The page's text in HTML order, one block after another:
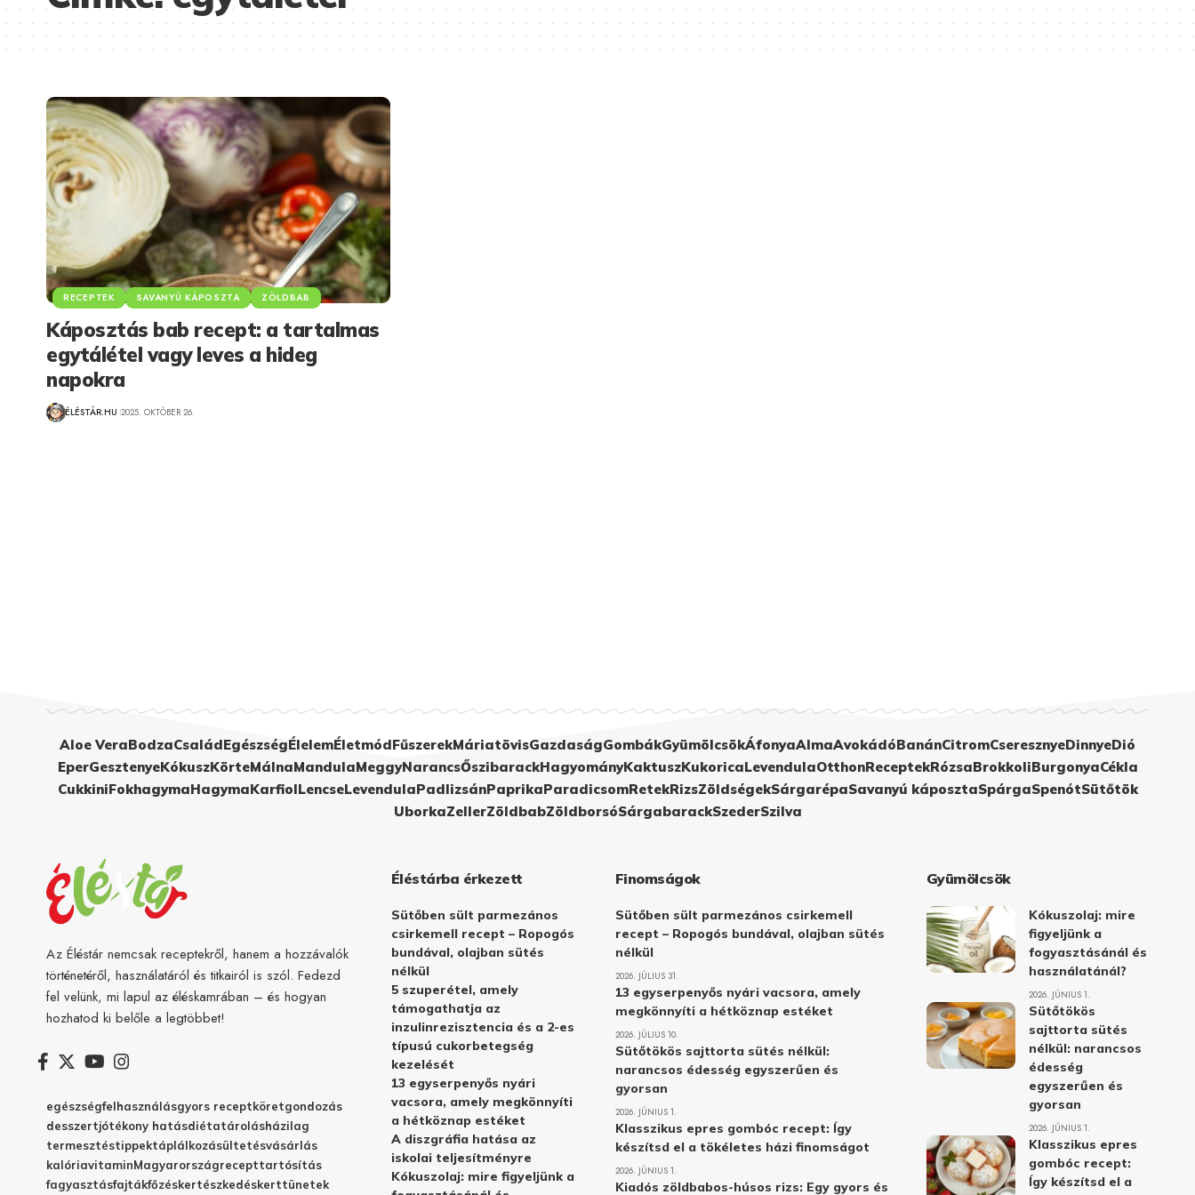
RECEPTEK SAVANYÚ KÁPOSZTA ZÖLDBAB
Káposztás bab recept: a tartalmas
egytálétel vagy leves a hideg
napokra
ÉLÉSTÁR.HU 2025. OKTÓBER 26.
Aloe VeraBodzaCsaládEgészségÉlelemÉletmódFűszerekMáriatövisGazdaságGombákGyümölcsökÁfonyaAlmaAvokádóBanánCitromCseresznyeDinnyeDió
EperGesztenyeKókuszKörteMálnaMandulaMeggyNarancsŐszibarackHagyományKaktuszKukoricaLevendulaOtthonReceptekRózsaBrokkoliBurgonyaCékla
CukkiniFokhagymaHagymaKarfiolLencseLevendulaPadlizsánPaprikaParadicsomRetekRizsZöldségekSárgarépaSavanyú káposztaSpárgaSpenótSütőtök
UborkaZellerZöldbabZöldborsóSárgabarackSzederSzilva
Az Éléstár nemcsak receptekről, hanem a hozzávalók
történetéről, használatáról és titkairól is szól. Fedezd
fel velünk, mi lapul az éléskamrában – és hogyan
hozhatod ki belőle a legtöbbet!
egészségfelhasználásgyors receptköretgondozás
desszertjótékony hatásdiétatárolásházilag
termesztéstippektáplálkozásültetésvásárlás
kalóriavitaminMagyarországrecepttartósítás
fagyasztásfajtákfőzéskertészkedéskerttünetek
Éléstárba érkezett
Sütőben sült parmezános
csirkemell recept – Ropogós
bundával, olajban sütés
nélkül
5 szuperétel, amely
támogathatja az
inzulinrezisztencia és a 2-es
típusú cukorbetegség
kezelését
13 egyserpenyős nyári
vacsora, amely megkönnyíti
a hétköznap estéket
A diszgráfia hatása az
iskolai teljesítményre
Kókuszolaj: mire figyeljünk a
Finomságok
Sütőben sült parmezános csirkemell
recept – Ropogós bundával, olajban sütés
nélkül
2026. JÚLIUS 31.
13 egyserpenyős nyári vacsora, amely
megkönnyíti a hétköznap estéket
2026. JÚLIUS 10.
Sütőtökös sajttorta sütés nélkül:
narancsos édesség egyszerűen és
gyorsan
2026. JÚNIUS 1.
Klasszikus epres gombóc recept: Így
készítsd el a tökéletes házi finomságot
2026. JÚNIUS 1.
Kiadós zöldbabos-húsos rizs: Egy gyors és
Gyümölcsök
Kókuszolaj: mire
figyeljünk a
fogyasztásánál és
használatánál?
2026. JÚNIUS 1.
Sütőtökös
sajttorta sütés
nélkül: narancsos
édesség
egyszerűen és
gyorsan
2026. JÚNIUS 1.
Klasszikus epres
gombóc recept:
Így készítsd el a